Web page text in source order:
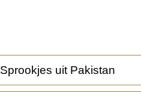
Sprookjes uit Pakistan